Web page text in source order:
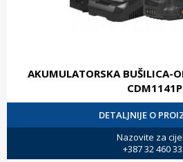
AKUMULATORSKA BUŠILICA-
CDM1141P
DETALJNIJE O
Nazovite za
+387 32 460